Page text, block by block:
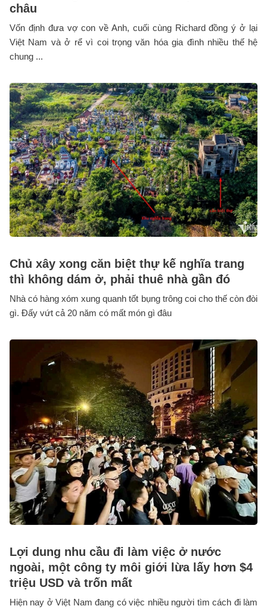
châu
Vốn định đưa vợ con về Anh, cuối cùng Richard đồng ý ở lại
Việt Nam và ở rể vì coi trọng văn hóa gia đình nhiều thế hệ
chung ...
Chủ xây xong căn biệt thự kế nghĩa trang
thì không dám ở, phải thuê nhà gần đó
Nhà có hàng xóm xung quanh tốt bụng trông coi cho thế còn đòi
gì. Đấy vứt cả 20 năm có mất món gì đâu
Lợi dung nhu cầu đi làm việc ở nước
ngoài, một công ty môi giới lừa lấy hơn $4
triệu USD và trốn mất
Hiện nay ở Việt Nam đang có việc nhiều người tìm cách đi làm